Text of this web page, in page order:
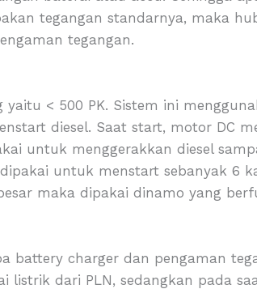
tegangan standarnya, maka
tegangan.
< 500 PK. Sistem ini
diesel. Saat start, motor DC
untuk menggerakkan diesel
untuk menstart sebanyak 6
maka dipakai dinamo yang
battery charger dan pengaman
dari PLN, sedangkan pada